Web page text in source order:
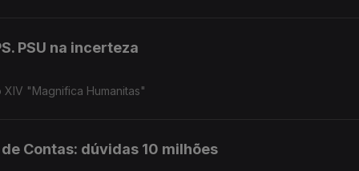
PSU na incerteza
"Magnifica Humanitas"
Contas: dúvidas 10 milhões